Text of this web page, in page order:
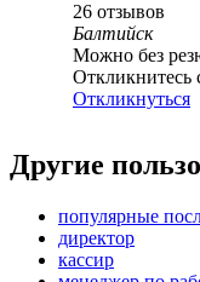
26 отзывов
Балтийск
Можно без
Откликнитесь
Откликнуться
Другие
популярные
директор
кассир